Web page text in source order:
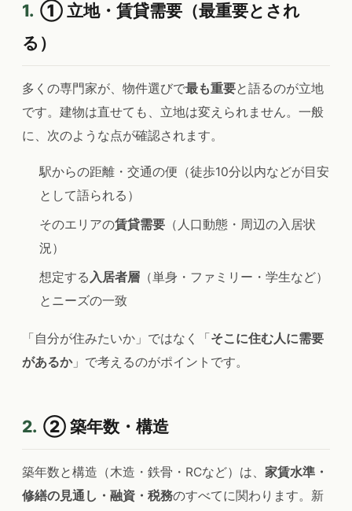
1. ① 立地・賃貸需要（最重要とされ
る）
多くの専門家が、物件選びで最も重要と語るのが立地
です。建物は直せても、立地は変えられません。一般
に、次のような点が確認されます。
駅からの距離・交通の便（徒歩10分以内などが目安
として語られる）
そのエリアの賃貸需要 （人口動態・周辺の入居状
況）
想定する 入居者層 （単身・ファミリー・学生など）
とニーズの一致
「自分が住みたいか」ではなく「そこに住む人に需要
があるか」で考えるのがポイントです。
2. ② 築年数・構造
築年数と構造（木造・鉄骨・RCなど）は、 家賃水準・
修繕の見通し・融資・税務のすべてに関わります。新